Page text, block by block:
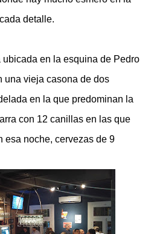
detalle.
en la esquina de Pedro
una vieja casona de dos
en la que predominan la
con 12 canillas en las que
esa noche, cervezas de 9